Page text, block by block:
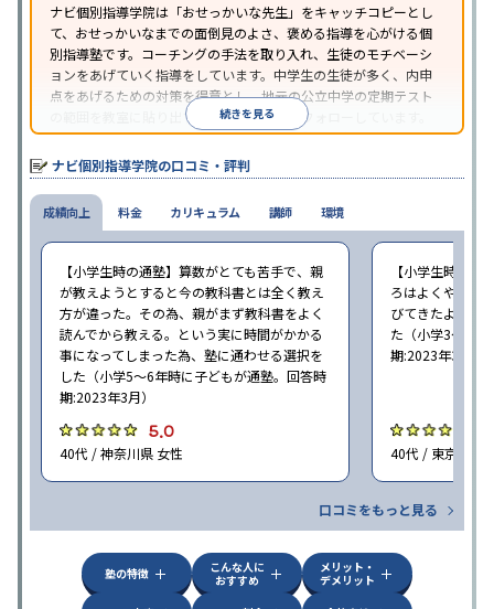
ナビ個別指導学院は「おせっかいな先生」をキャッチコピーとし
て、おせっかいなまでの面倒見のよさ、褒める指導を心がける個
別指導塾です。コーチングの手法を取り入れ、生徒のモチベーシ
ョンをあげていく指導をしています。中学生の生徒が多く、内申
点をあげるための対策を得意とし、地元の公立中学の定期テスト
の範囲を教室に貼り出すなど手厚く学習をフォローしています。
オリジナルテキストを使用しており、特に英語は各教科書に合わ
せたテキストを使った「先取り学習」で理解度を深められます。
続きを見る
ナビ個別指導学院の口コミ・評判
成績向上
【小学生時の通塾】算数がとても苦手で、親
が教えようとすると今の教科書とは全く教え
方が違った。その為、親がまず教科書をよく
読んでから教える。という実に時間がかかる
事になってしまった為、塾に通わせる選択を
した（小学5〜6年時に子どもが通塾。回答時
期:2023年3月）
5.0
40代 / 神奈川県 女性
【小学生時の通
ろはよくやり方
びてきたようで
た（小学3〜6年
期:2023年3月）
40代 / 東京都 女
口コミをもっと見る
料金 カリキュラム 講師 環境
塾の特徴
こんな人に
おすすめ
メリット・
デメリット